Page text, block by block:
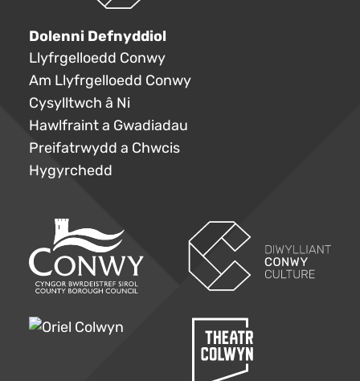
Dolenni Defnyddiol
Llyfrgelloedd Conwy
Am Llyfrgelloedd Conwy
Cysylltwch â Ni
Hawlfraint a Gwadiadau
Preifatrwydd a Chwcis
Hygyrchedd